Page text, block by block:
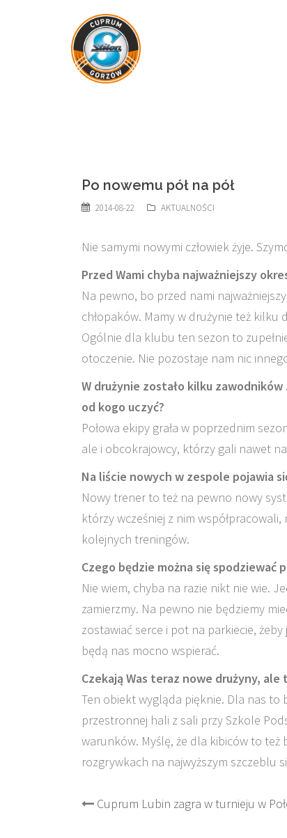
Po nowemu pół na pół
2014-08-22 AKTUALNOŚCI
Nie samymi nowymi człowiek żyje.
Przed Wami chyba najważniejszy
Na pewno, bo przed nami
chłopaków. Mamy w drużynie też
Ogólnie dla klubu ten sezon to
otoczenie. Nie pozostaje nam nic
W drużynie zostało kilku
od kogo uczyć?
Połowa ekipy grała w poprzednim
ale i obcokrajowcy, którzy gali nawet
Na liście nowych w zespole pojawia
Nowy trener to też na pewno nowy
którzy wcześniej z nim
kolejnych treningów.
Czego będzie można się spodziewać
Nie wiem, chyba na razie nikt nie wie.
zamierzmy. Na pewno nie będziemy
zostawiać serce i pot na parkiecie,
będą nas mocno wspierać.
Czekają Was teraz nowe drużyny, ale
Ten obiekt wygląda pięknie. Dla nas to
przestronnej hali z sali przy Szkole
warunków. Myślę, że dla kibiców to też
rozgrywkach na najwyższym szczeblu
Post
Cuprum Lubin zagra w turnieju w